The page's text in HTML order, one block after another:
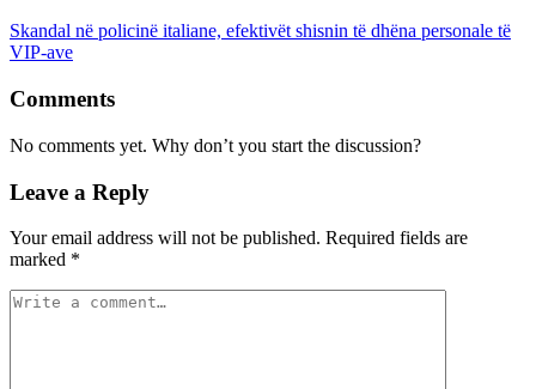
Skandal në policinë italiane, efektivët shisnin të dhëna personale të
VIP-ave
Comments
No comments yet. Why don’t you start the discussion?
Leave a Reply
Your email address will not be published. Required fields are
marked *